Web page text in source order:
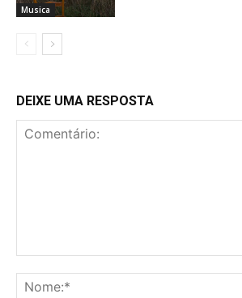
Musica
DEIXE UMA RESPOSTA